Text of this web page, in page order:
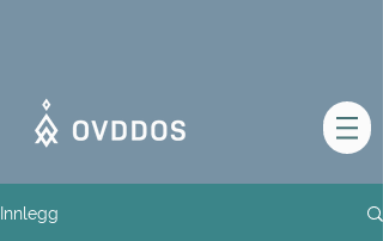
Innlegg